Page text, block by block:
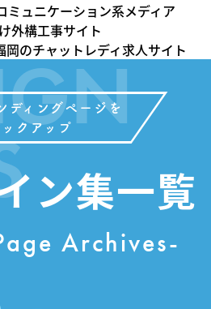
ミュニケーション系メディア
外構工事サイト
岡のチャットレディ求人サイト
ディングページを
ックアップ
ン集一覧
Archives-